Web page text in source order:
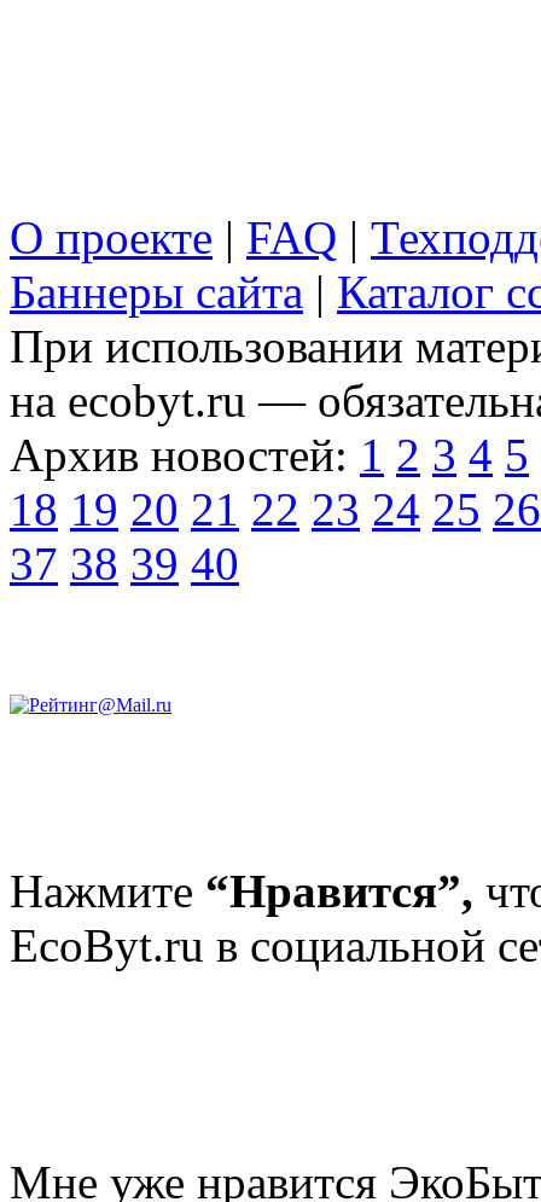
О проекте | FAQ |
Баннеры сайта | Каталог
При использовании
на ecobyt.ru —
Архив новостей: 1 2 3 4 5
18 19 20 21 22 23 24 25 26
37 38 39 40
Нажмите “Нравится”,
EcoByt.ru в социальной
Мне уже нравится